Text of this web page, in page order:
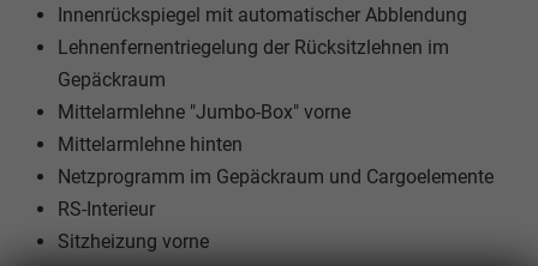
Innenrückspiegel mit automatischer Abblendung
Lehnenfernentriegelung der Rücksitzlehnen im
Gepäckraum
Mittelarmlehne "Jumbo-Box" vorne
Mittelarmlehne hinten
Netzprogramm im Gepäckraum und Cargoelemente
RS-Interieur
Sitzheizung vorne